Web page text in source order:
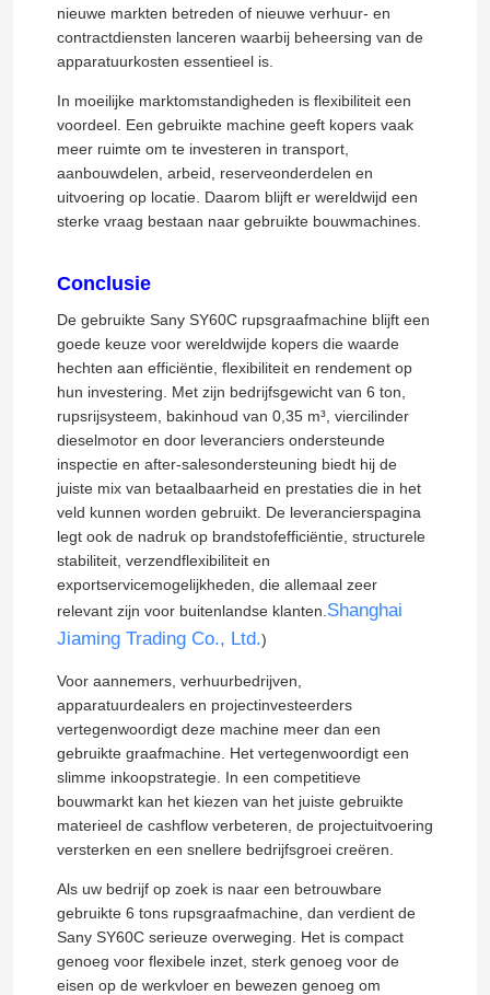
nieuwe markten betreden of nieuwe verhuur- en
contractdiensten lanceren waarbij beheersing van de
apparatuurkosten essentieel is.
In moeilijke marktomstandigheden is flexibiliteit een
voordeel. Een gebruikte machine geeft kopers vaak
meer ruimte om te investeren in transport,
aanbouwdelen, arbeid, reserveonderdelen en
uitvoering op locatie. Daarom blijft er wereldwijd een
sterke vraag bestaan ​​naar gebruikte bouwmachines.
Conclusie
De gebruikte Sany SY60C rupsgraafmachine blijft een
goede keuze voor wereldwijde kopers die waarde
hechten aan efficiëntie, flexibiliteit en rendement op
hun investering. Met zijn bedrijfsgewicht van 6 ton,
rupsrijsysteem, bakinhoud van 0,35 m³, viercilinder
dieselmotor en door leveranciers ondersteunde
inspectie en after-salesondersteuning biedt hij de
juiste mix van betaalbaarheid en prestaties die in het
veld kunnen worden gebruikt. De leverancierspagina
legt ook de nadruk op brandstofefficiëntie, structurele
stabiliteit, verzendflexibiliteit en
exportservicemogelijkheden, die allemaal zeer
relevant zijn voor buitenlandse klanten. Shanghai
Jiaming Trading Co., Ltd.)
Voor aannemers, verhuurbedrijven,
apparatuurdealers en projectinvesteerders
vertegenwoordigt deze machine meer dan een
gebruikte graafmachine. Het vertegenwoordigt een
slimme inkoopstrategie. In een competitieve
bouwmarkt kan het kiezen van het juiste gebruikte
materieel de cashflow verbeteren, de projectuitvoering
versterken en een snellere bedrijfsgroei creëren.
Als uw bedrijf op zoek is naar een betrouwbare
gebruikte 6 tons rupsgraafmachine, dan verdient de
Sany SY60C serieuze overweging. Het is compact
genoeg voor flexibele inzet, sterk genoeg voor de
eisen op de werkvloer en bewezen genoeg om